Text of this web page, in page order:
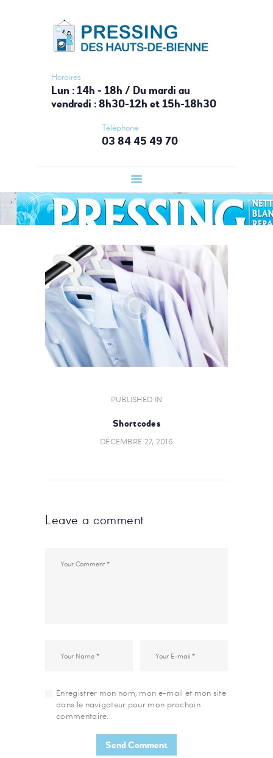
Horaires
Lun : 14h - 18h / Du mardi au
vendredi : 8h30-12h et 15h-18h30
Téléphone
03 84 45 49 70
PRESSING HAUTS-DE-BIENNE
Votre laverie du Haut-Jura
PRESSING
LAVERIE
AUTOMATIQUE
BOUTIQUE
CONTACT
NAVIGATION
L’ARTICLE
PUBLISHED IN
Shortcodes
DÉCEMBRE 27, 2016
Leave a comment
Enregistrer mon nom, mon e-mail et mon site
dans le navigateur pour mon prochain
commentaire.